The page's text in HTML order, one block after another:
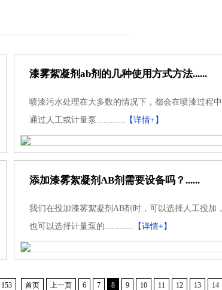
漆雾絮凝剂ab剂的几种使用方式方法......
喷漆污水处理在大多数的情况下，都会在喷漆过程中
通过人工或计量泵............ 【详情+】
添加漆雾絮凝剂AB剂需要设备吗？......
我们在投加漆雾絮凝剂AB剂时，可以选择人工投加，
也可以选择计量泵的............ 【详情+】
首页 上一页 6 7 8 9 10 11 12 13 14